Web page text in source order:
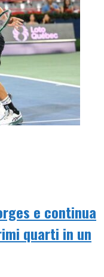
e continua
quarti in un